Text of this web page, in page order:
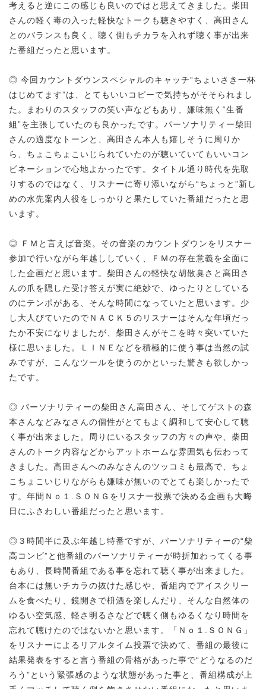
考えると逆にこの感じも良いのではと思えてきました。柴田
さんの軽く毒の入った軽快なトークも聴きやすく、高田さん
とのバランスも良く、聴く側もチカラを入れず聴く事が出来
た番組だったと思います。
◎ 今回カウントダウンスペシャルのキャッチ“ちょいさき一杯
はじめてます”は、とてもいいコピーで気持ちがそそられまし
た。まわりのスタッフの笑い声などもあり、嫌味無く“生番
組”を主張していたのも良かったです。パーソナリティー柴田
さんの適度なトーンと、高田さん本人も嬉しそうに周りか
ら、ちょこちょこいじられていたのが聴いていてもいいコン
ビネーションで心地よかったです。タイトル通り時代を先取
りするのではなく、リスナーに寄り添いながら“ちょっと”新し
めの水先案内人役をしっかりと果たしていた番組だったと思
います。
◎ ＦＭと言えば音楽。その音楽のカウントダウンをリスナー
参加で行いながら年越ししていく、ＦＭの存在意義を全面に
した企画だと思います。柴田さんの軽快な胡散臭さと高田さ
んの爪を隠した受け答えが実に絶妙で、ゆったりとしている
のにテンポがある、そんな時間になっていたと思います。少
し大人びていたのでＮＡＣＫ５のリスナーはそんな年頃だっ
たか不安になりましたが、柴田さんがそこを時々突いていた
様に思いました。ＬＩＮＥなどを積極的に使う事は当然の試
みですが、こんなツールを使うのかといった驚きも欲しかっ
たです。
◎ パーソナリティーの柴田さん高田さん、そしてゲストの森
本さんなどみなさんの個性がとてもよく調和して安心して聴
く事が出来ました。周りにいるスタッフの方々の声や、柴田
さんのトーク内容などからアットホームな雰囲気も伝わって
きました。高田さんへのみなさんのツッコミも最高で、ちょ
こちょこいじりながらも嫌味が無いのでとても楽しかったで
す。年間Ｎｏ１.ＳＯＮＧをリスナー投票で決める企画も大晦
日にふさわしい番組だったと思います。
◎３時間半に及ぶ年越し特番ですが、パーソナリティーの“柴
高コンビ”と他番組のパーソナリティーが時折加わってくる事
もあり、長時間番組である事を忘れて聴く事が出来ました。
台本には無いチカラの抜けた感じや、番組内でアイスクリー
ムを食べたり、鏡開きで枡酒を楽しんだり、そんな自然体の
ゆるい空気感、軽さ明るさなどで聴く側もゆるくなり時間を
忘れて聴けたのではないかと思います。「Ｎｏ１.ＳＯＮＧ」
をリスナーによるリアルタイム投票で決めて、番組の最後に
結果発表をすると言う番組の骨格があった事で“どうなるのだ
ろう”という緊張感のような状態があった事と、番組構成が上